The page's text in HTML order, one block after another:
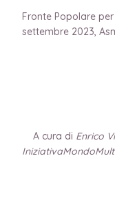
Fronte Popolare
settembre 2023,
A cura di Enrico